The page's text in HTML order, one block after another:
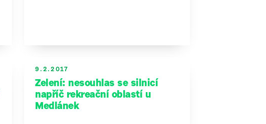
9.2.2017
Zelení: nesouhlas se silnicí
napříč rekreační oblastí u
Medlánek